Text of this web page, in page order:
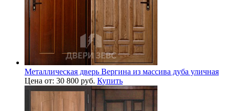
Металлическая дверь Вергина из массива дуба уличная
Цена от: 30 800 руб. Купить